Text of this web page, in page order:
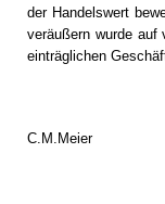
der Handelswert
veräußern wurde auf
einträglichen
C.M.Meier